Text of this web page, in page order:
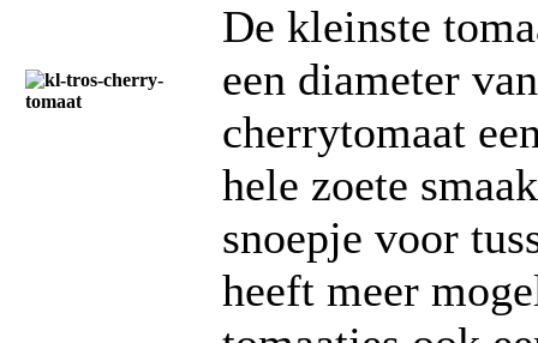
De kleinste
een diameter
cherrytomaat
hele zoete
snoepje voor
heeft meer